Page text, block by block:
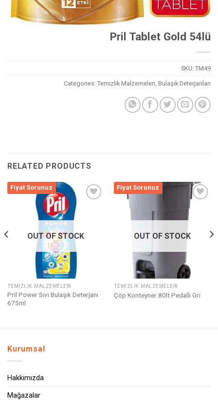
Pril Tablet Gold 54lü
SKU: TM49
Categories: Temizlik Malzemeleri Bulaşık Deterjanları
RELATED PRODUCTS
Fiyat Sorunuz
OUT OF STOCK
TEMIZLIK MALZEMELERI
Pril Power Sıvı Bulaşık Deterjanı
675ml
Fiyat Sorunuz
Listeme
OUT OF STOCK
TEMIZLIK MALZEMELERI
Çöp Konteyner 80lt Pedallı Gri
Kurumsal
Hakkımızda
Mağazalar